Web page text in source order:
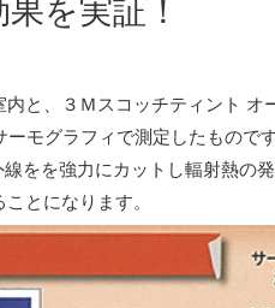
を実証！
と、３Ｍスコッチティント オ
モグラフィで測定したものです
をを強力にカットし輻射熱の発
とになります。